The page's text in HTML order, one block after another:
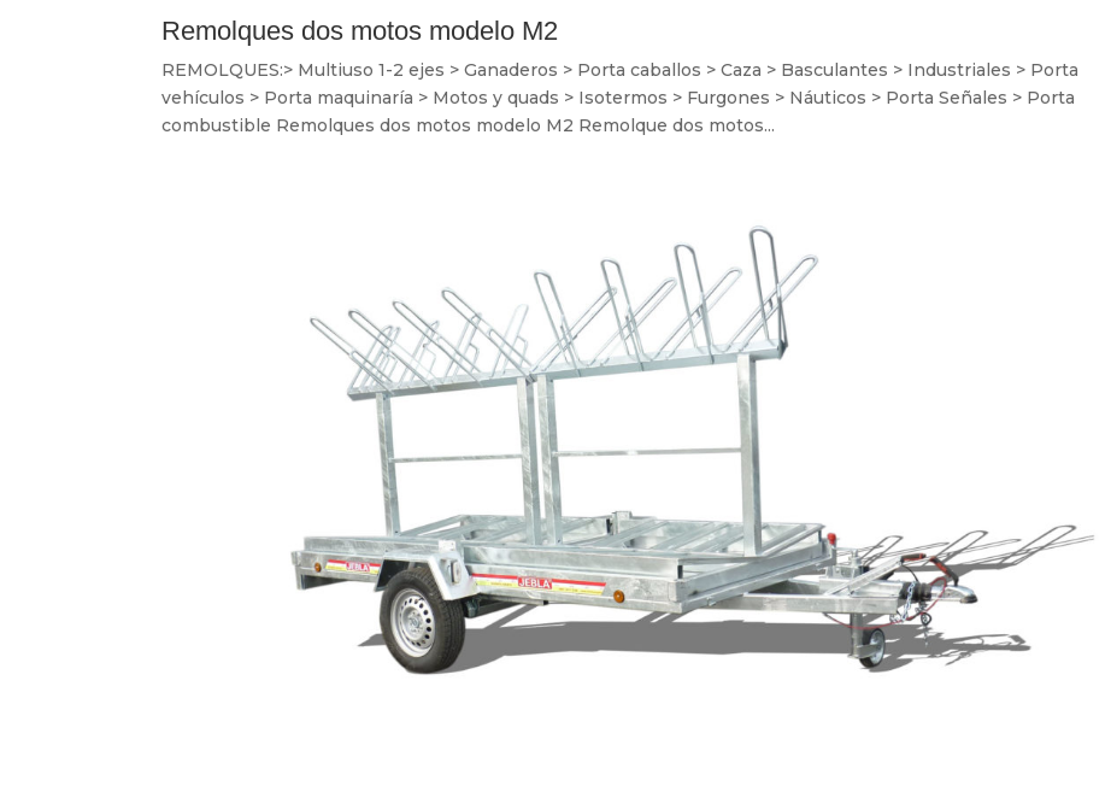
Remolques dos motos modelo M2
REMOLQUES:> Multiuso 1-2 ejes > Ganaderos > Porta caballos > Caza > Basculantes > Industriales > Porta
vehículos > Porta maquinaría > Motos y quads > Isotermos > Furgones > Náuticos > Porta Señales > Porta
combustible Remolques dos motos modelo M2 Remolque dos motos...